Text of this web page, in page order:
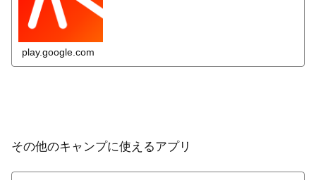
play.google.com
その他のキャンプに使えるアプリ